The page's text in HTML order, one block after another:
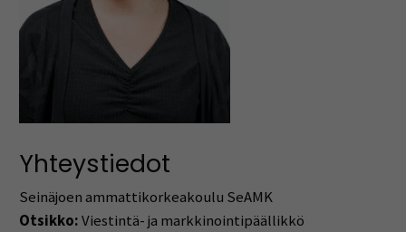
Yhteystiedot
Seinäjoen ammattikorkeakoulu SeAMK
Otsikko:Viestintä- ja markkinointipäällikkö